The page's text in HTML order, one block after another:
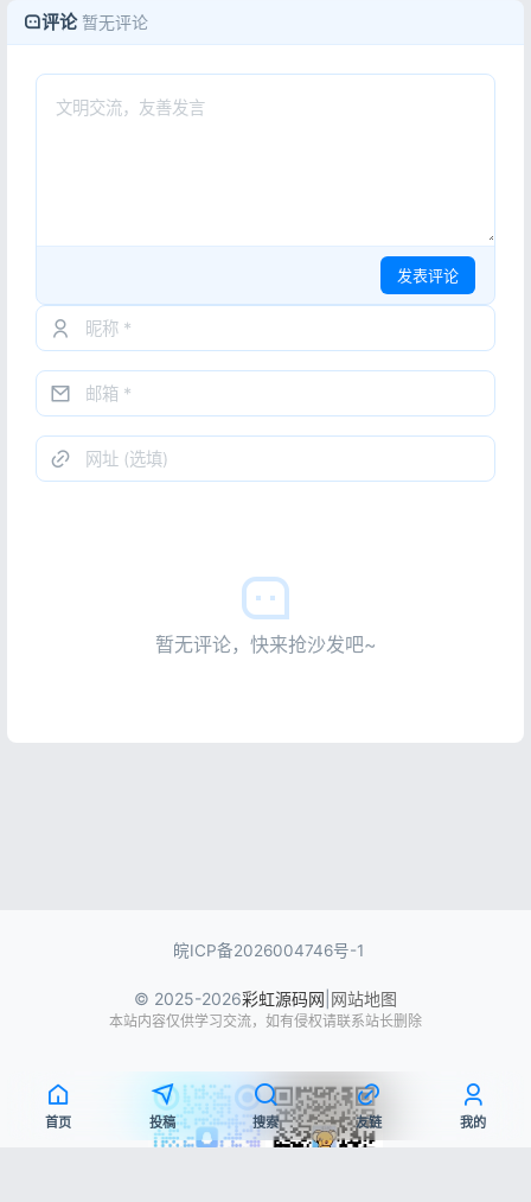
评论 暂无评论
发表评论
暂无评论，快来抢沙发吧~
皖ICP备2026004746号-1
© 2025-2026彩虹源码网 网站地图
本站内容仅供学习交流，如有侵权请联系站长删除
首页 投稿 搜索 友链 我的